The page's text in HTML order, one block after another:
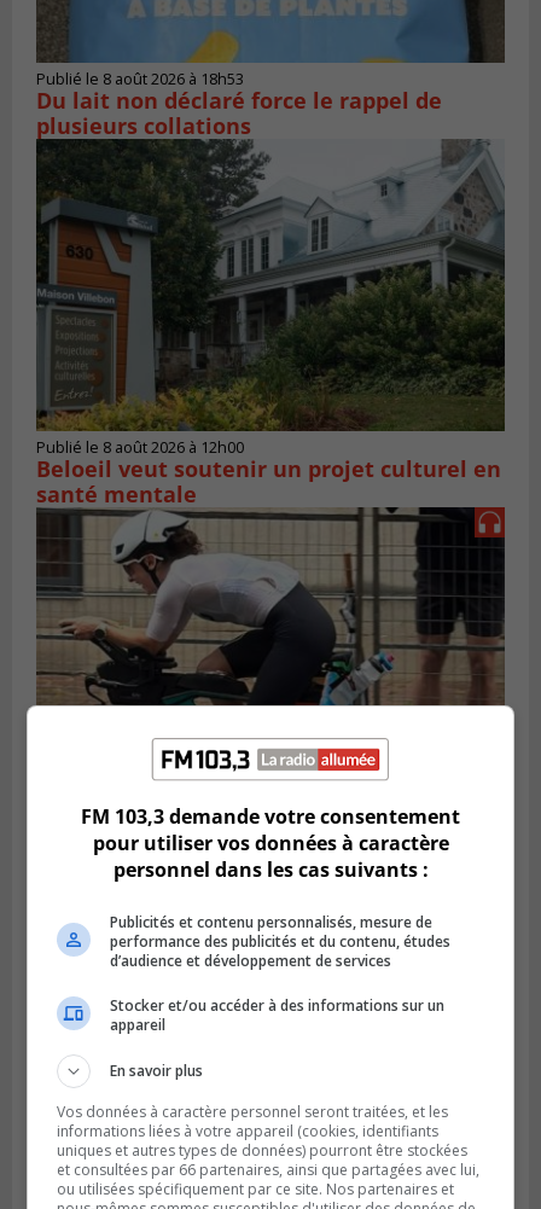
Publié le 8 août 2026 à 18h53
Du lait non déclaré force le rappel de
plusieurs collations
Publié le 8 août 2026 à 12h00
Beloeil veut soutenir un projet culturel en
santé mentale
SAINT-LAMBERT
Publié le 5 août 2026 à 08h23
De la fibrose kystique à l’Ironman : le
parcours inspirant d’Emma Fontaine
Publié le 4 août 2026 à 13h18
FM 103,3 demande votre consentement
pour utiliser vos données à caractère
personnel dans les cas suivants :
Publicités et contenu personnalisés, mesure de
performance des publicités et du contenu, études
d’audience et développement de services
Stocker et/ou accéder à des informations sur un
appareil
En savoir plus
Vos données à caractère personnel seront traitées, et les
informations liées à votre appareil (cookies, identifiants
uniques et autres types de données) pourront être stockées
et consultées par 66 partenaires, ainsi que partagées avec lui,
ou utilisées spécifiquement par ce site. Nos partenaires et